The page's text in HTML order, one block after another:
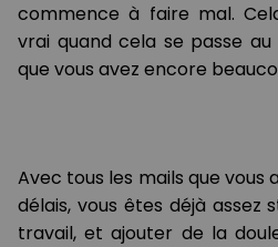
commence à faire mal.
vrai quand cela se passe
que vous avez encore
Avec tous les mails que vous
délais, vous êtes déjà
travail, et ajouter de la